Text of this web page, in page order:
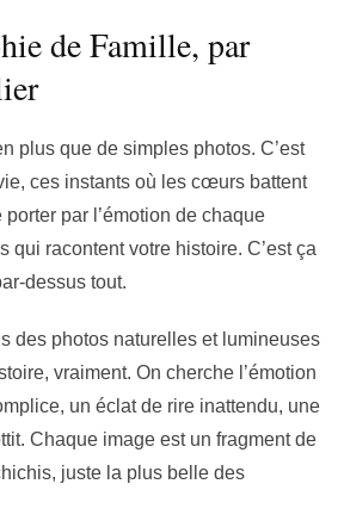
de Famille, par
plus que de simples photos. C’est
ces instants où les cœurs battent
par l’émotion de chaque
qui racontent votre histoire. C’est ça
dessus tout.
des photos naturelles et lumineuses
vraiment. On cherche l’émotion
un éclat de rire inattendu, une
Chaque image est un fragment de
juste la plus belle des